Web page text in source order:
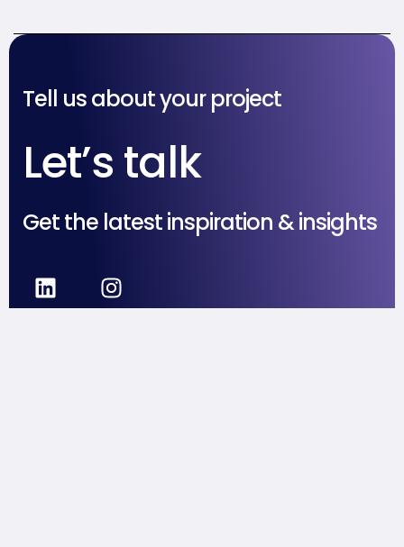
Strategi yang
Fondasinya
Value Brand
Diskon-Diskonan
Tell us about your project
Let’s talk
Get the latest inspiration & insights